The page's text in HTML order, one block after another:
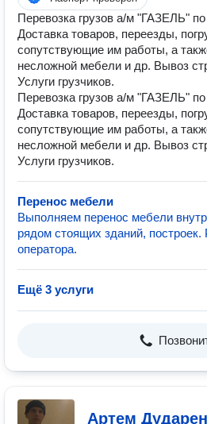
Перевозка грузов а/м "ГАЗЕЛЬ" по
Доставка товаров, переезды,
сопутствующие им работы, а
несложной мебели и др. Вывоз
Услуги грузчиков.
Перевозка грузов а/м "ГАЗЕЛЬ" по
Доставка товаров, переезды,
сопутствующие им работы, а
несложной мебели и др. Вывоз
Услуги грузчиков.
Перенос мебели
Выполняем перенос мебели
рядом стоящих зданий, построек.
оператора.
Ещё 3 услуги
Артем